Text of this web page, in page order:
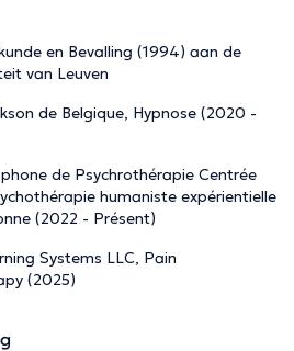
en Bevalling (1994) aan de
van Leuven
de Belgique, Hypnose (2020 -
de Psychrothérapie Centrée
humaniste expérientielle
(2022 - Présent)
Systems LLC, Pain
(2025)